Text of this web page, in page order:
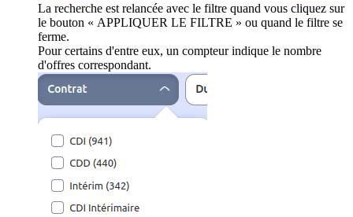
La recherche est relancée avec le filtre quand vous cliquez sur
le bouton « APPLIQUER LE FILTRE » ou quand le filtre se
ferme.
Pour certains d'entre eux, un compteur indique le nombre
d'offres correspondant.